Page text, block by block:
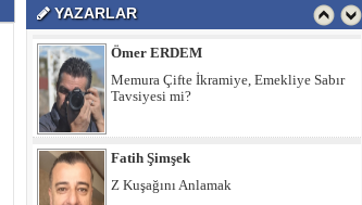
YAZARLAR
Ömer ERDEM
Memura Çifte İkramiye, Emekliye Sabır
Tavsiyesi mi?
Fatih Şimşek
Z Kuşağını Anlamak